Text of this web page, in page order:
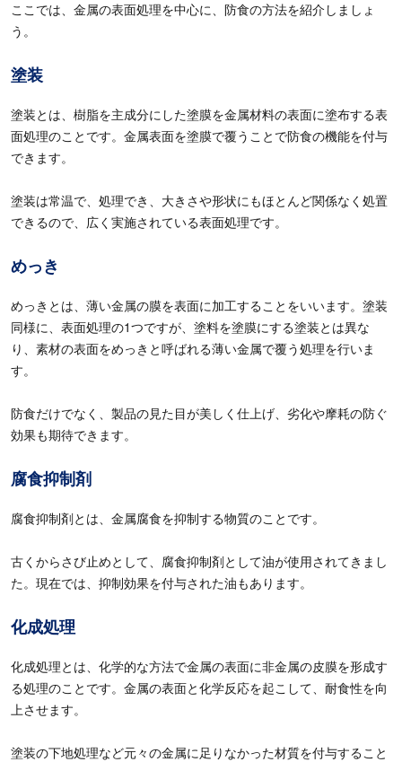
ここでは、金属の表面処理を中心に、防食の方法を紹介しましょ
う。
塗装
塗装とは、樹脂を主成分にした塗膜を金属材料の表面に塗布する表
面処理のことです。金属表面を塗膜で覆うことで防食の機能を付与
できます。
塗装は常温で、処理でき、大きさや形状にもほとんど関係なく処置
できるので、広く実施されている表面処理です。
めっき
めっきとは、薄い金属の膜を表面に加工することをいいます。塗装
同様に、表面処理の1つですが、塗料を塗膜にする塗装とは異な
り、素材の表面をめっきと呼ばれる薄い金属で覆う処理を行いま
す。
防食だけでなく、製品の見た目が美しく仕上げ、劣化や摩耗の防ぐ
効果も期待できます。
腐食抑制剤
腐食抑制剤とは、金属腐食を抑制する物質のことです。
古くからさび止めとして、腐食抑制剤として油が使用されてきまし
た。現在では、抑制効果を付与された油もあります。
化成処理
化成処理とは、化学的な方法で金属の表面に非金属の皮膜を形成す
る処理のことです。金属の表面と化学反応を起こして、耐食性を向
上させます。
塗装の下地処理など元々の金属に足りなかった材質を付与すること